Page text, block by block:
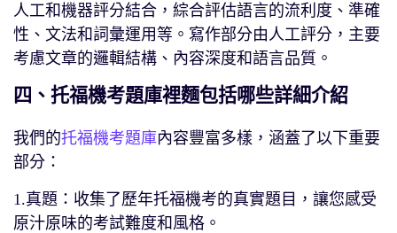
人工和機器評分結合，綜合評估語言的流利度、準確
性、文法和詞彙運用等。寫作部分由人工評分，主要
考慮文章的邏輯結構、內容深度和語言品質。
四、托福機考題庫裡麵包括哪些詳細介紹
我們的托福機考題庫內容豐富多樣，涵蓋了以下重要
部分：
1.真題：收集了歷年托福機考的真實題目，讓​​您感受
原汁原味的考試難度和風格。